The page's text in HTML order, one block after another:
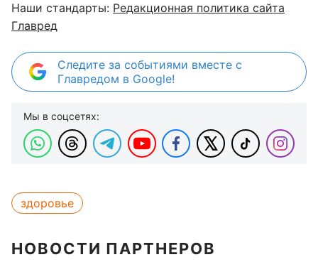
Наши стандарты: Редакционная политика сайта
Главред
Следите за событиями вместе с
Главредом в Google!
Мы в соцсетях:
здоровье
НОВОСТИ ПАРТНЕРОВ